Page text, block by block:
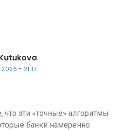
21:17
эти «точные» алгоритмы
банки намеренно